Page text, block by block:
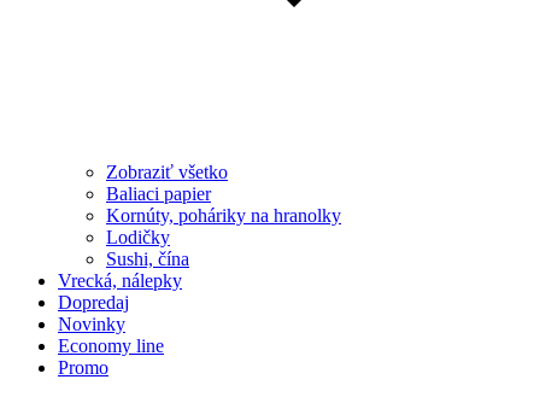
Zobraziť všetko
Baliaci papier
Kornúty, poháriky na hranolky
Lodičky
Sushi, čína
Vrecká, nálepky
Dopredaj
Novinky
Economy line
Promo